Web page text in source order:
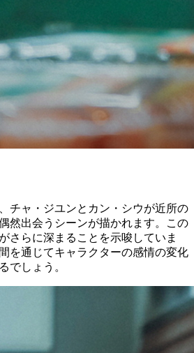
チャ・ジユンとカン・シウが近所の
然出会うシーンが描かれます。この
さらに深まることを示唆していま
を通じてキャラクターの感情の変化
でしょう。